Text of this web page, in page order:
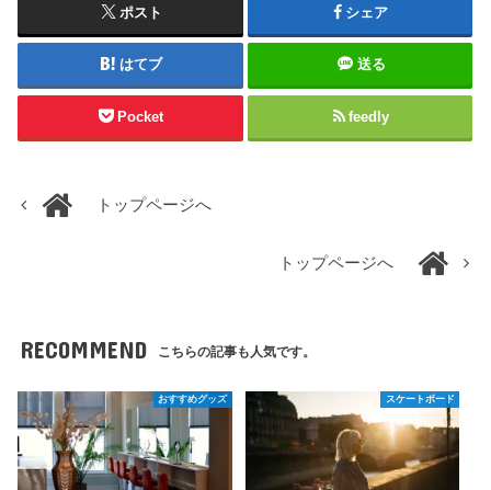
ポスト シェア
はてブ 送る
Pocket feedly
トップページへ
トップページへ
RECOMMEND こちらの記事も人気です。
おすすめグッズ スケートボード